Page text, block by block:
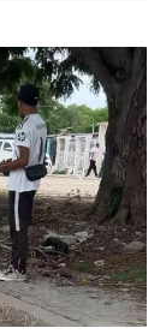
Amazon